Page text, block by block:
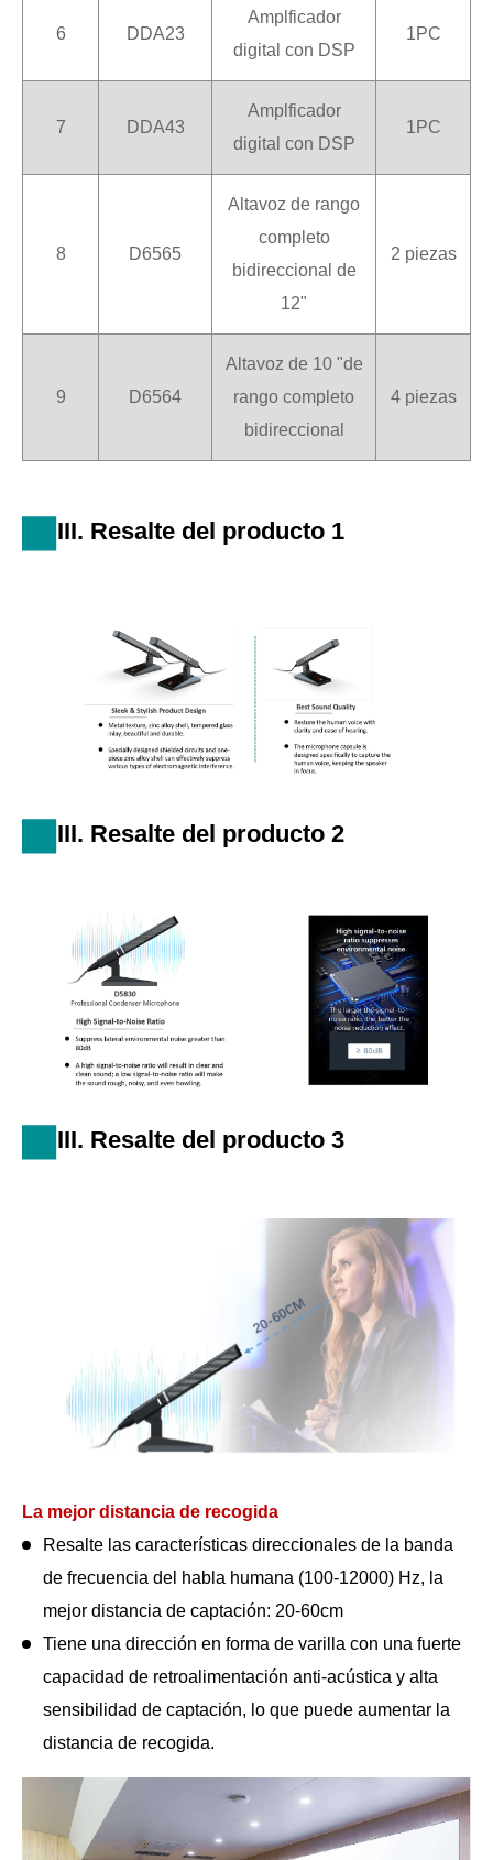
6 DDA23
Amplficador
digital con DSP
1PC
7 DDA43
Amplficador
digital con DSP
1PC
8 D6565
Altavoz de rango
completo
bidireccional de
12"
2 piezas
9 D6564
Altavoz de 10 "de
rango completo
bidireccional
4 piezas
III. Resalte del producto 1
III. Resalte del producto 2
III. Resalte del producto 3
La mejor distancia de recogida
Resalte las características direccionales de la banda
de frecuencia del habla humana (100-12000) Hz, la
mejor distancia de captación: 20-60cm
Tiene una dirección en forma de varilla con una fuerte
capacidad de retroalimentación anti-acústica y alta
sensibilidad de captación, lo que puede aumentar la
distancia de recogida.